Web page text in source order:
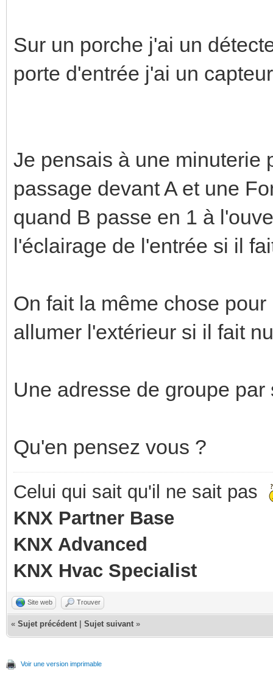
Sur un porche j'ai un
porte d'entrée j'ai un
Je pensais à une minuterie
passage devant A et une
quand B passe en 1 à
l'éclairage de l'entrée si il
On fait la même chose
allumer l'extérieur si il fait
Une adresse de groupe par
Qu'en pensez vous ?
Celui qui sait qu'il ne sait pas
KNX Partner Base
KNX Advanced
KNX Hvac Specialist
Site web Trouver
« Sujet précédent Sujet suivant »
Voir une version imprimable